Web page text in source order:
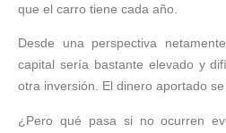
que el carro tiene cada año.
Desde una perspectiva
capital sería bastante elevado y
otra inversión. El dinero aportado
¿Pero qué pasa si no ocurren